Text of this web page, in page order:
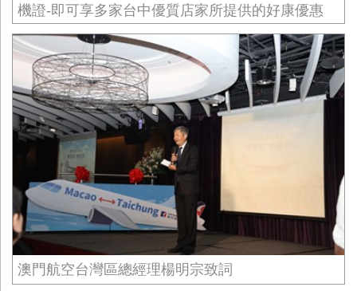
機證-即可享多家台中優質店家所提供的好康優惠
澳門航空台灣區總經理楊明宗致詞